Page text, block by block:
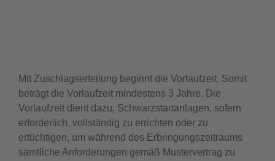
Mit Zuschlagserteilung beginnt die Vorlaufzeit. Somit
beträgt die Vorlaufzeit mindestens 3 Jahre. Die
Vorlaufzeit dient dazu, Schwarzstartanlagen, sofern
erforderlich, vollständig zu errichten oder zu
ertüchtigen, um während des Erbringungszeitraums
sämtliche Anforderungen gemäß Mustervertrag zu